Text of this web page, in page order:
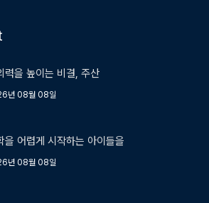
력을 높이는 비결, 주산
년 08월 08일
을 어렵게 시작하는 아이들을
년 08월 08일